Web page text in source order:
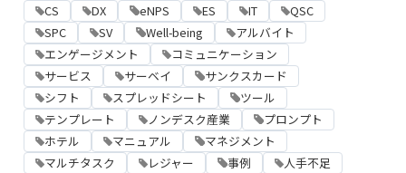
CS
DX eNPS ES IT
QSC
SPC
SV Well-being
アルバイト
エンゲージメント
コミュニケーション
サービス
サーベイ
サンクスカード
シフト
スプレッドシート
ツール
テンプレート
ノンデスク産業
プロンプト
ホテル
マニュアル
マネジメント
マルチタスク
レジャー 事例
人手不足